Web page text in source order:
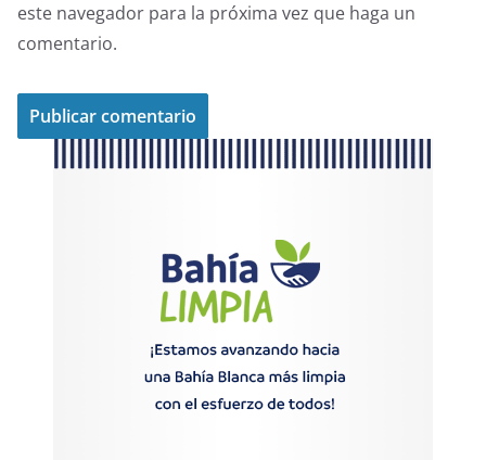
este navegador para la próxima vez que haga un
comentario.